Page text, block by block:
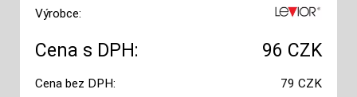
Výrobce:
Cena s DPH: 96 CZK
Cena bez DPH:
79 CZK